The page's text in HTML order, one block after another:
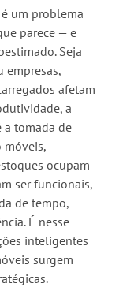
um problema
parece — e
Seja
empresas,
afetam
a
a tomada de
móveis,
ocupam
ser funcionais,
de tempo,
É nesse
inteligentes
surgem